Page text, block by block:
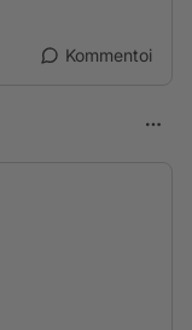
Kommentoi